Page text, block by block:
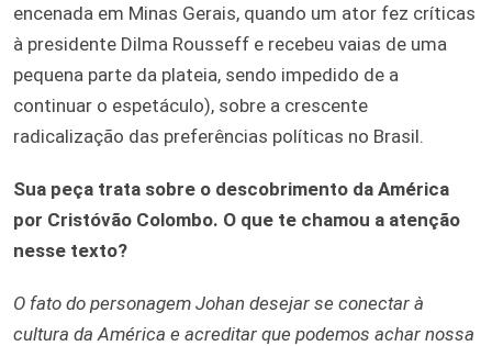
encenada em Minas Gerais, quando um ator fez críticas
à presidente Dilma Rousseff e recebeu vaias de uma
pequena parte da plateia, sendo impedido de a
continuar o espetáculo), sobre a crescente
radicalização das preferências políticas no Brasil.
Sua peça trata sobre o descobrimento da América
por Cristóvão Colombo. O que te chamou a atenção
nesse texto?
O fato do personagem Johan desejar se conectar à
cultura da América e acreditar que podemos achar nossa